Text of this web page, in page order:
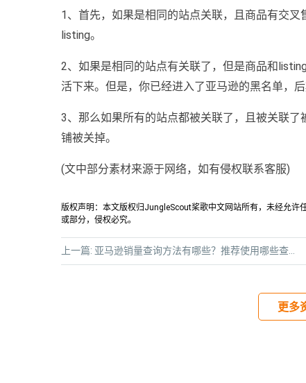
1、首先，如果是相同的站点关联，且商品有交
listing。
2、如果是相同的站点有关联了，但是商品和
活下来。但是，你已经进入了亚马逊的黑名单，
3、那么如果所有的站点都被关联了，且被关联
铺被关掉。
(文中部分素材来源于网络，如有侵权联系客服)
版权声明：本文版权归JungleScout桨歌中文网站所有，未经允
或部分，侵权必究。
上一篇: 亚马逊销量查询方法有哪些？推荐使用哪些查询工具？
更多